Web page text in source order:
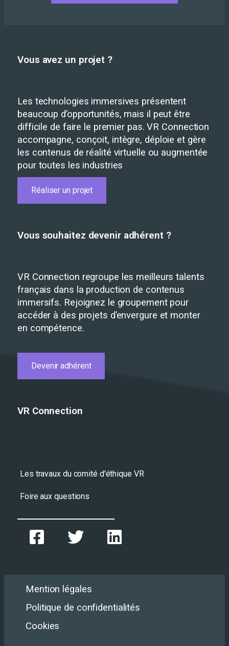
Vous avez un projet ?
Les technologies immersives présentent
beaucoup d’opportunités, mais il peut être
difficile de faire le premier pas. VR Connection
accompagne, conçoit, intègre, déploie et gère
les contenus de réalité virtuelle ou augmentée
pour toutes les industries
Réaliser un projet
Vous souhaitez devenir adhérent ?
VR Connection regroupe les meilleurs talents
français dans la production de contenus
immersifs. Rejoignez le groupement pour
accéder à des projets d’envergure et monter
en compétence.
Devenir adhérent
VR Connection
Les travaux du comité d'éthique VR
Foire aux questions
Mention légales
Politique de confidentialités
Cookies